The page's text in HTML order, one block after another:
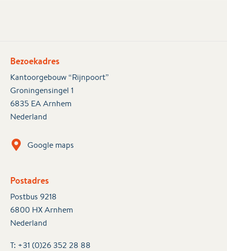
Bezoekadres
Kantoorgebouw “Rijnpoort”
Groningensingel 1
6835 EA Arnhem
Nederland
Google maps
Postadres
Postbus 9218
6800 HX Arnhem
Nederland
T: +31 (0)26 352 28 88